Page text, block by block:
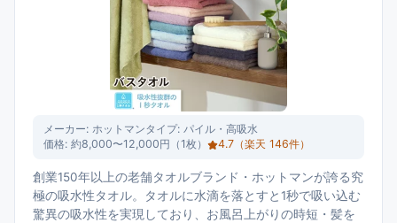
メーカー: ホットマンタイプ: パイル・高吸水
価格: 約8,000〜12,000円（1枚） 4.7 （楽天 146件）
創業150年以上の老舗タオルブランド・ホットマンが誇る究
極の吸水性タオル。タオルに水滴を落とすと1秒で吸い込む
驚異の吸水性を実現しており、お風呂上がりの時短・髪を